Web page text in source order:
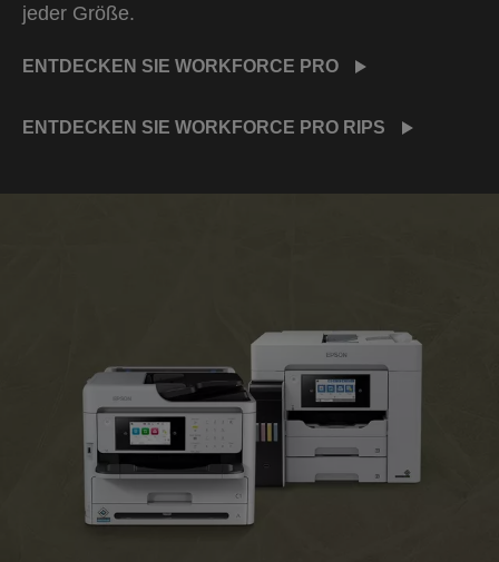
jeder Größe.
ENTDECKEN SIE WORKFORCE PRO
ENTDECKEN SIE WORKFORCE PRO RIPS